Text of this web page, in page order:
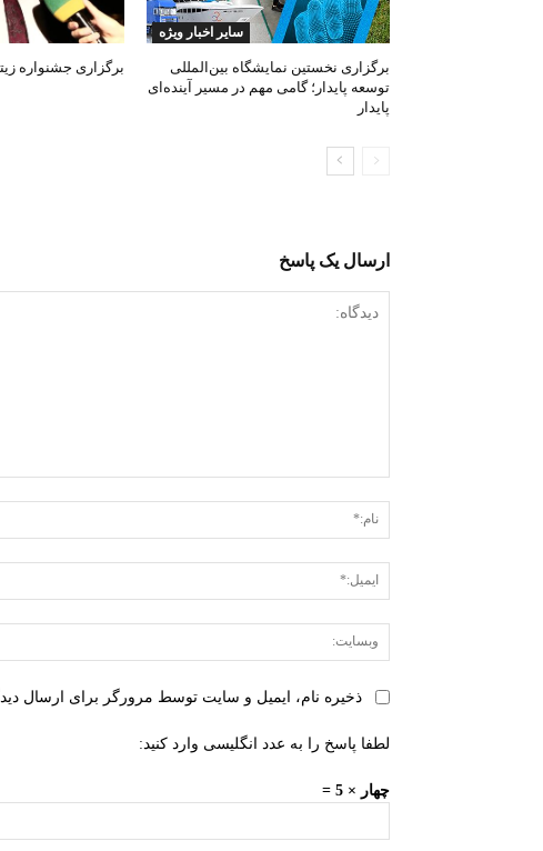
سایر اخبار ویژه
برگزاری نخستین نمایشگاه بین‌المللی
توسعه پایدار؛ گامی مهم در مسیر آینده‌ای
پایدار
برگزاری جشنواره
ارسال یک پاسخ
ذخیره نام، ایمیل و سایت توسط مرورگر برای ارسال
لطفا پاسخ را به عدد انگلیسی وارد کنید:
چهار × 5 =